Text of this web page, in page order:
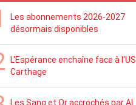
Les abonnements 2026-2027
désormais disponibles
L'Espérance enchaîne face à l'US
Carthage
Les Sang et Or accrochés par Al